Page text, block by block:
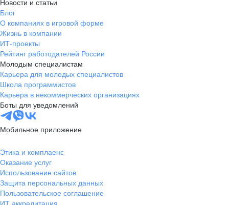
Новости и статьи
Блог
О компаниях в игровой форме
Жизнь в компании
ИТ-проекты
Рейтинг работодателей России
Молодым специалистам
Карьера для молодых специалистов
Школа программистов
Карьера в некоммерческих организациях
Боты для уведомлений
Мобильное приложение
Этика и комплаенс
Оказание услуг
Использование сайтов
Защита персональных данных
Пользовательское соглашение